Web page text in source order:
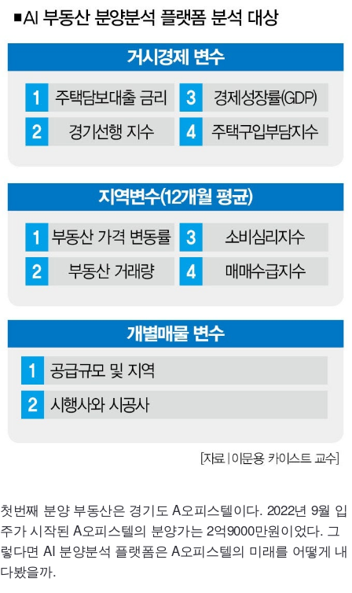
첫번째 분양 부동산은 경기도 A오피스텔이다. 2022년 9월 입
주가 시작된 A오피스텔의 분양가는 2억9000만원이었다. 그
렇다면 AI 분양분석 플랫폼은 A오피스텔의 미래를 어떻게 내
다봤을까.